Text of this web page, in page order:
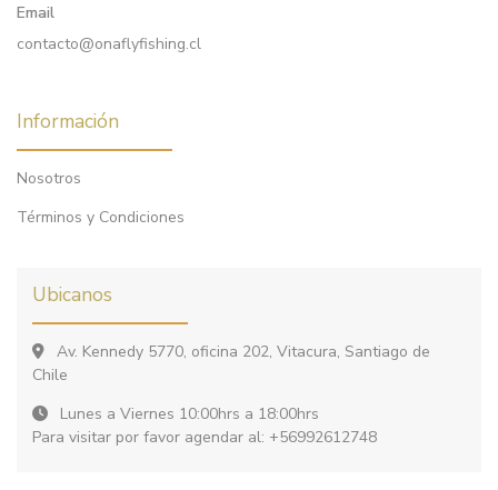
Email
contacto@onaflyfishing.cl
Información
Nosotros
Términos y Condiciones
Ubicanos
Av. Kennedy 5770, oficina 202, Vitacura, Santiago de
Chile
Lunes a Viernes 10:00hrs a 18:00hrs
Para visitar por favor agendar al: +56992612748